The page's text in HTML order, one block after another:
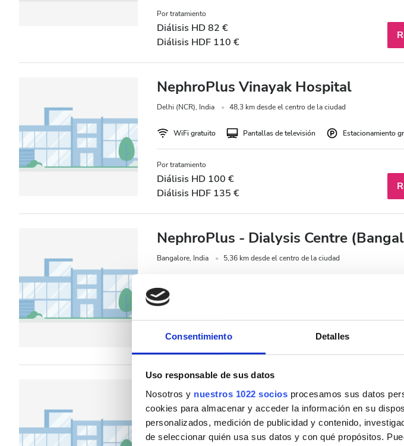
Consentimiento Detalles
Uso responsable de sus datos
Nosotros y nuestros 1022 socios procesamos sus datos
cookies para almacenar y acceder la información en su
personalizados, medición de publicidad y contenido,
de seleccionar quién usa sus datos y con qué propósitos.
Por tratamiento
Diálisis HD 82 €
Diálisis HDF 110 €
NephroPlus Vinayak Hospital
Delhi (NCR), India 48,3 km desde el centro de la ciudad
WiFi gratuito Pantallas de televisión Estacionamiento
Por tratamiento
Diálisis HD 100 €
Diálisis HDF 135 €
NephroPlus - Dialysis Centre
Bangalore, India 5,36 km desde el centro de la ciudad
Diálisis HD 79 €
NephroPlus Blue Wheel Hospital
Bhubaneshwar, India 3,43 km desde el centro de la ciudad
WiFi gratuito Pantallas de televisión Estacionamiento